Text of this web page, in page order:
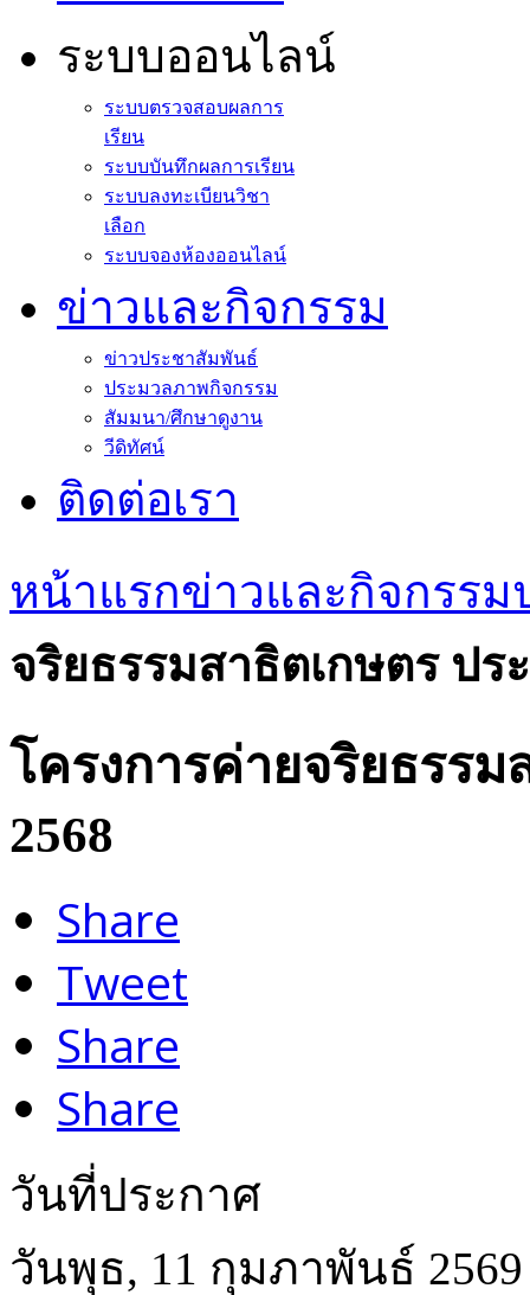
ระบบออนไลน์
ระบบตรวจสอบผลการ
เรียน
ระบบบันทึกผลการเรียน
ระบบลงทะเบียนวิชา
เลือก
ระบบจองห้องออนไลน์
ข่าวและกิจกรรม
ข่าวประชาสัมพันธ์
ประมวลภาพกิจกรรม
สัมมนา/ศึกษาดูงาน
วีดิทัศน์
ติดต่อเรา
หน้าแรกข่าวและกิจกรรม
จริยธรรมสาธิตเกษตร ปร
โครงการค่ายจริยธรร
2568
Share
Tweet
Share
Share
วันที่ประกาศ
วันพุธ, 11 กุมภาพันธ์ 2569